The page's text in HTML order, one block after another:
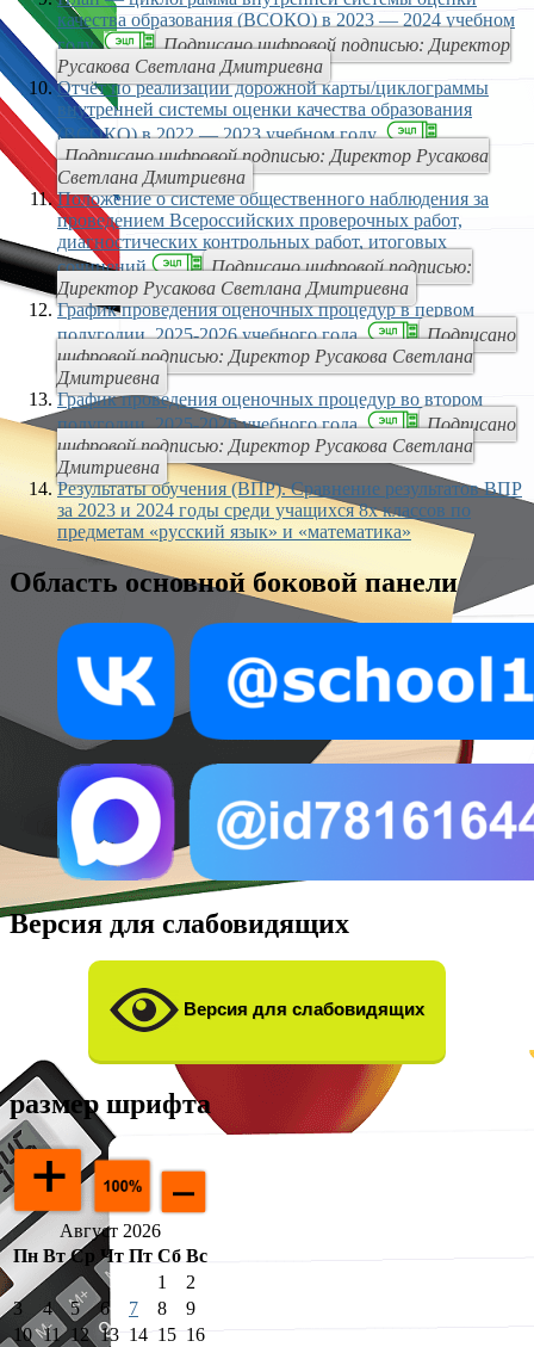
качества образования (ВСОКО) в 2023 — 2024 учебном
году
Подписано цифровой подписью: Директор
Русакова Светлана Дмитриевна
Отчёт по реализации дорожной карты/циклограммы
внутренней системы оценки качества образования
(ВСОКО) в 2022 — 2023 учебном году
Подписано цифровой подписью: Директор Русакова
Светлана Дмитриевна
Положение о системе общественного наблюдения за
проведением Всероссийских проверочных работ,
диагностических контрольных работ, итоговых
сочинений
Подписано цифровой подписью:
Директор Русакова Светлана Дмитриевна
График проведения оценочных процедур в первом
полугодии 2025-2026 учебного года
Подписано
цифровой подписью: Директор Русакова Светлана
Дмитриевна
График проведения оценочных процедур во втором
полугодии 2025-2026 учебного года
Подписано
цифровой подписью: Директор Русакова Светлана
Дмитриевна
Результаты обучения (ВПР). Сравнение результатов ВПР
за 2023 и 2024 годы среди учащихся 8х классов по
предметам «русский язык» и «математика»
Область основной боковой панели
Версия для слабовидящих
Версия для слабовидящих
размер шрифта
Август 2026
Пн Вт Ср Чт Пт Сб Вс
1
2
3
4 5 6 7 8
9
10 11 12 13 14 15 16